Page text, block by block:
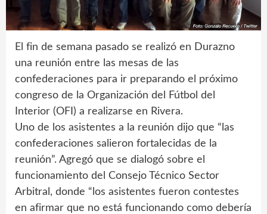
El fin de semana pasado se realizó en Durazno
una reunión entre las mesas de las
confederaciones para ir preparando el próximo
congreso de la Organización del Fútbol del
Interior (OFI) a realizarse en Rivera.
Uno de los asistentes a la reunión dijo que “las
confederaciones salieron fortalecidas de la
reunión”. Agregó que se dialogó sobre el
funcionamiento del Consejo Técnico Sector
Arbitral, donde “los asistentes fueron contestes
en afirmar que no está funcionando como debería